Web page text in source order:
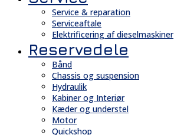
Service & reparation
Serviceaftale
Elektrificering af dieselmaskiner
Reservedele
Bånd
Chassis og suspension
Hydraulik
Kabiner og Interiør
Kæder og understel
Motor
Quickshop